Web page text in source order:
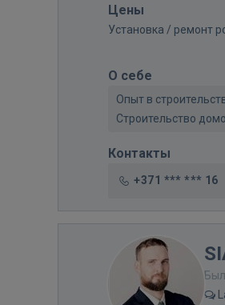
Цены
Установка / ремонт
О себе
Опыт в
Строительство
Контакты
+371 *** *** 16
Был